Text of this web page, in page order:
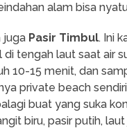
alam bisa
juga Pasir Timbul. Ini
tengah laut saat air
10-15 menit, dan
private beach
buat yang suka
biru, pasir putih, laut